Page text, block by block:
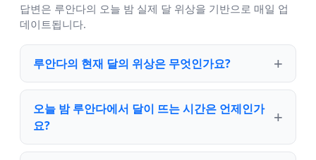
답변은 루안다의 오늘 밤 실제 달 위상을 기반으로 매일 업
데이트됩니다.
루안다의 현재 달의 위상은 무엇인가요?
오늘 밤 루안다에서 달이 뜨는 시간은 언제인가
요?